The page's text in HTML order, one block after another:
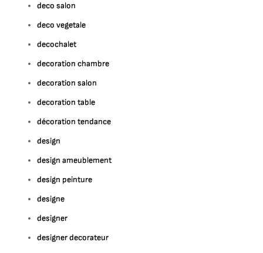
deco salon
deco vegetale
decochalet
decoration chambre
decoration salon
decoration table
décoration tendance
design
design ameublement
design peinture
designe
designer
designer decorateur